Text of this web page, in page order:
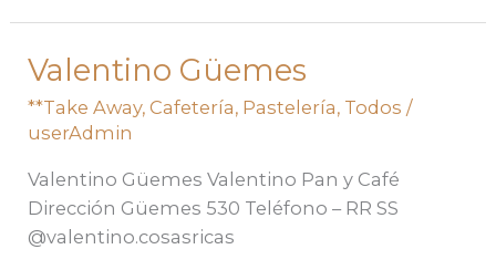
Valentino Güemes
**Take Away,Cafetería, Pastelería, Todos /
userAdmin
Valentino Güemes Valentino Pan y Café
Dirección Güemes 530 Teléfono – RR SS
@valentino.cosasricas
Valentino